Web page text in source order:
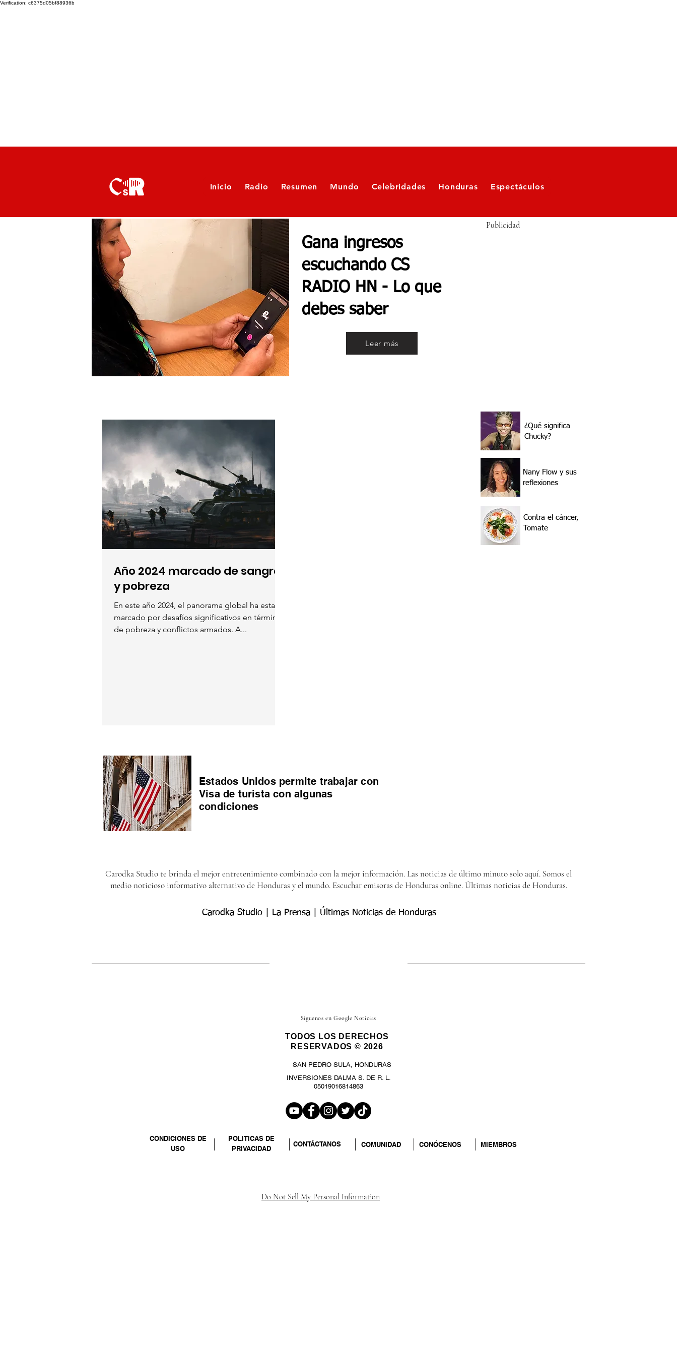
Verification: c6375d05bf88936b
Inicio Radio Resumen Mundo Celebridades Honduras Espectáculos
Gana ingresos
escuchando CS
RADIO HN - Lo que
debes saber
Leer más
Publicidad
Año 2024 marcado de sangre
y pobreza
En este año 2024, el panorama global ha estado
marcado por desafíos significativos en términos
de pobreza y conflictos armados. A...
¿Qué significa
Chucky?
Nany Flow y sus
reflexiones
Contra el cáncer,
Tomate
Estados Unidos permite trabajar con
Visa de turista con algunas
condiciones
Carodka Studio te brinda el mejor entretenimiento combinado con la mejor información. Las noticias de último minuto solo aquí. Somos el
medio noticioso informativo alternativo de Honduras y el mundo. Escuchar emisoras de Honduras online. Últimas noticias de Honduras.
Carodka Studio | La Prensa | Últimas Noticias de Honduras
Síguenos en Google Noticias
TODOS LOS DERECHOS
RESERVADOS © 2026
SAN PEDRO SULA, HONDURAS
INVERSIONES DALMA S. DE R. L.
05019016814863
CONDICIONES DE
USO
POLITICAS DE
PRIVACIDAD
CONTÁCTANOS COMUNIDAD CONÓCENOS MIEMBROS
Do Not Sell My Personal Information